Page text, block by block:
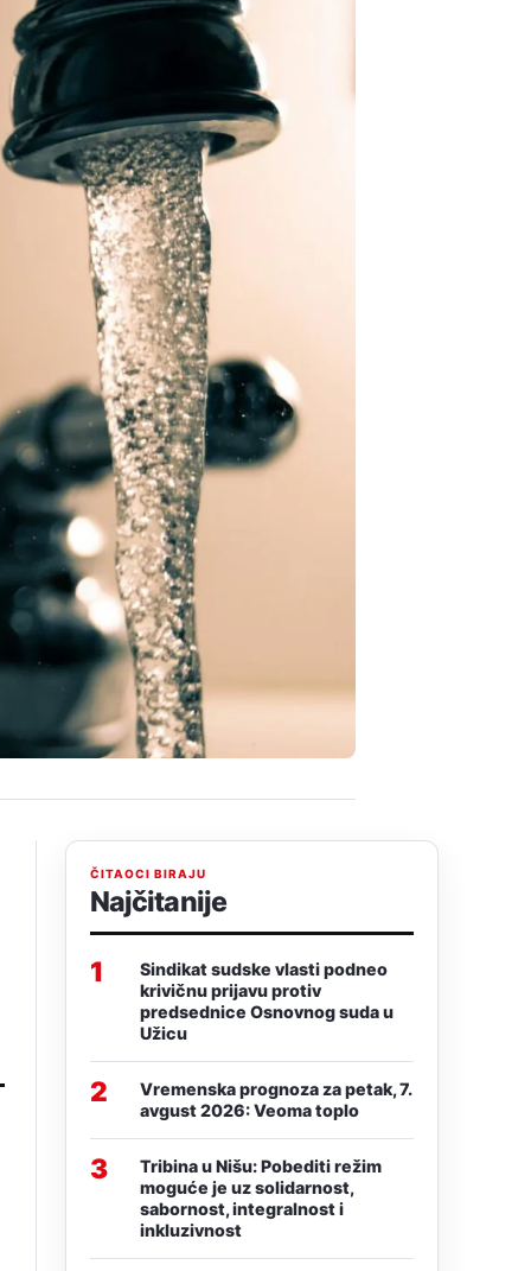
ČITAOCI BIRAJU
Najčitanije
1
Sindikat sudske vlasti podneo
krivičnu prijavu protiv
predsednice Osnovnog suda u
Užicu
2
Vremenska prognoza za petak, 7.
avgust 2026: Veoma toplo
3
Tribina u Nišu: Pobediti režim
moguće je uz solidarnost,
sabornost, integralnost i
inkluzivnost